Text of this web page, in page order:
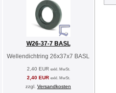
W26-37-7 BASL
Wellendichtring 26x37x7 BASL
2,40 EUR exkl. MwSt.
2,40 EUR exkl. MwSt.
zzgl. Versandkosten